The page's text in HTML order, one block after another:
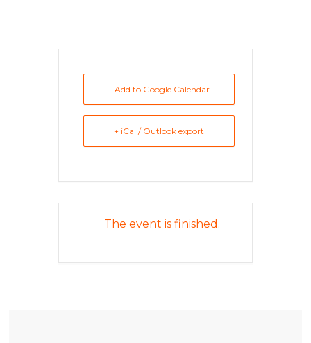
+ Add to Google Calendar
+ iCal / Outlook export
The event is finished.